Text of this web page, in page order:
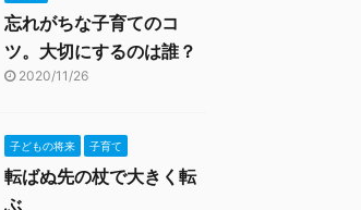
忘れがちな子育てのコ
ツ。大切にするのは誰？
2020/11/26
子どもの将来 子育て
転ばぬ先の杖で大きく転
ぶ